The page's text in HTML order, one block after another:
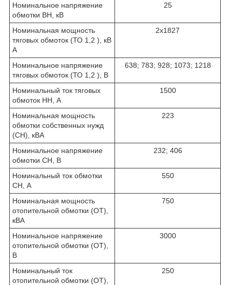
Номинальное напряжение
обмотки ВН, кВ
25
Номинальная мощность
тяговых обмоток (ТО 1,2 ), кВ
А
2х1827
Номинальное напряжение
тяговых обмоток (ТО 1,2 ), В
638; 783; 928; 1073; 1218
Номинальный ток тяговых
обмоток НН, А
1500
Номинальная мощность
обмотки собственных нужд
(СН), кВА
223
Номинальное напряжение
обмотки СН, В
232; 406
Номинальный ток обмотки
СН, А
550
Номинальная мощность
отопительной обмотки (ОТ),
кВА
750
Номинальное напряжение
отопительной обмотки (ОТ),
В
3000
Номинальный ток
отопительной обмотки (ОТ),
250